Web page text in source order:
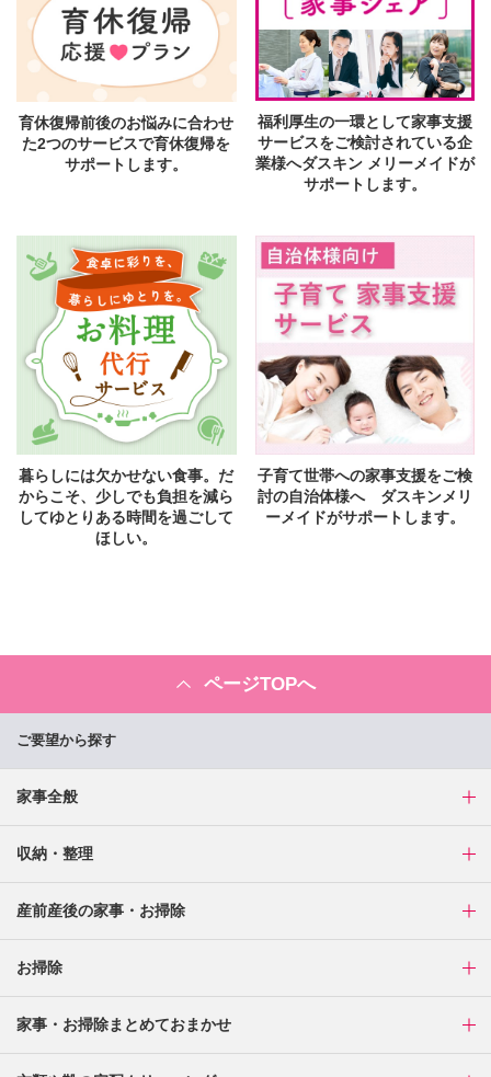
育休復帰前後のお悩みに合わせ
た2つのサービスで育休復帰を
サポートします。
福利厚生の一環として家事支援
サービスをご検討されている企
業様へダスキン メリーメイドが
サポートします。
暮らしには欠かせない食事。だ
からこそ、少しでも負担を減ら
してゆとりある時間を過ごして
ほしい。
子育て世帯への家事支援をご検
討の自治体様へ ダスキンメリ
ーメイドがサポートします。
ページTOPへ
ご要望から探す
家事全般
収納・整理
産前産後の家事・お掃除
お掃除
家事・お掃除まとめておまかせ